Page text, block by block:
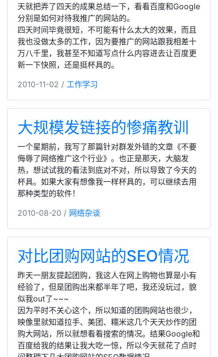
天就把弄了四天的成果总结一下，看看百度和Google
分别是如何对待我推广的网站的。
四天时间毕竟很短，不可能有什么太大的效果，而且
我也没做太多的工作，因为要推广的网站跟我相差十
万八千里，我甚至不知道写点什么内容进去让百度更
新一下快照，还是挺杯具的。
2010-11-02 / 工作学习
大规模发链接的惨痛教训
一个星期前，我写了那篇针对群发外链的文章《不要
侮辱了网络推广这个行业》。也正是那天，大脑发
热，想试试我的看法到底对不对，所以导致了今天的
杯具。如果大家有想像我一样杯具的，可以继续去用
那种类型的软件！
2010-08-20 / 网络杂谈
对比团购网站的SEO情况
昨天一朋友提起团购，我这人在网上购物也算是小有
经验了，但是团购出来都半年了吧，我还没玩过，貌
似我out了~~~
因为平时不关心这个，所以知道的团购网站也很少，
映像里就知道拉手、美团、糯米这几个天天炒作的团
购大网站，所以就想看看搜索的情况。结果Google和
百度给我的结果让我大吃一惊，所以今天就花了点时